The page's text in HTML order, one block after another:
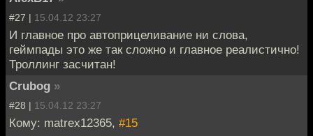
#27 | 15.04.12 23:27
И главное про автоприцеливание ни слова,
геймпады это же так сложно и главное реалистично!
Троллинг засчитан!
Crubog »
#28 | 15.04.12 23:27
Кому: matrex12365, #15